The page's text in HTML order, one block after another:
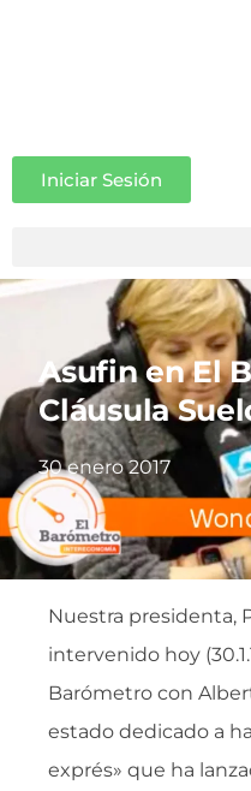
Iniciar Sesión
Asufin en El
Cláusula
30 enero 2017
Nuestra presidenta,
intervenido hoy
Barómetro con
estado dedicado a
exprés» que ha